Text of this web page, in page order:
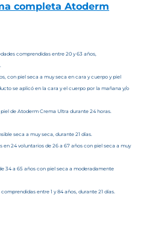
completa Atoderm
comprendidas entre 20 y 63 años,
con piel seca a muy seca en cara y cuerpo y piel
se aplicó en la cara y el cuerpo por la mañana y/o
de Atoderm Crema Ultra durante 24 horas.
seca a muy seca, durante 21 días.
en 24 voluntarios de 26 a 67 años con piel seca a muy
34 a 65 años con piel seca a moderadamente
entre 1 y 84 años, durante 21 días.